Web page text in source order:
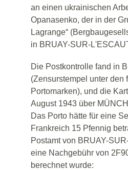
an einen ukrainischen
Opanasenko, der in der
Lagrange“
in BRUAY-SUR-
Die Postkontrolle fand in
(Zensurstempel unter den
Portomarken), und die
August 1943 über
Das Porto hätte für eine
Frankreich 15 Pfennig
Postamt von BRUAY-
eine Nachgebühr von
berechnet wurde: